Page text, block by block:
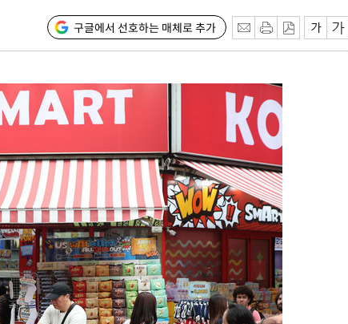
구글에서 선호하는 매체로 추가